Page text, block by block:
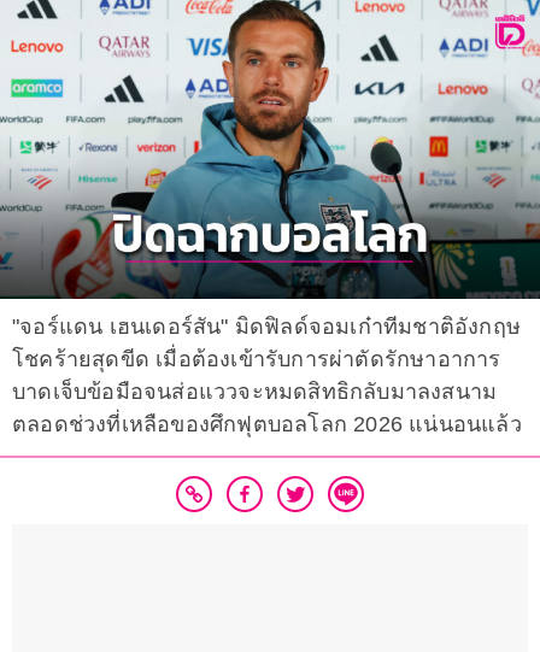
"จอร์แดน เฮนเดอร์สัน" มิดฟิลด์จอมเก๋าทีมชาติอังกฤษ
โชคร้ายสุดขีด เมื่อต้องเข้ารับการผ่าตัดรักษาอาการ
บาดเจ็บข้อมือจนส่อแววจะหมดสิทธิกลับมาลงสนาม
ตลอดช่วงที่เหลือของศึกฟุตบอลโลก 2026 แน่นอนแล้ว